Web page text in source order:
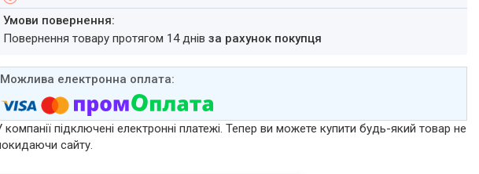
повернення товару протягом 14 днівза рахунок покупця
компанії підключені електронні платежі. Тепер ви можете купити будь-який товар не
сайту.